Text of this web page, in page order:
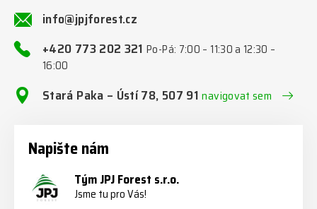
info@jpjforest.cz
+420 773 202 321Po-Pá: 7:00 – 11:30 a 12:30 –
16:00
Stará Paka – Ústí 78, 507 91navigovat sem
Napište nám
Tým JPJ Forest s.r.o.
Jsme tu pro Vás!